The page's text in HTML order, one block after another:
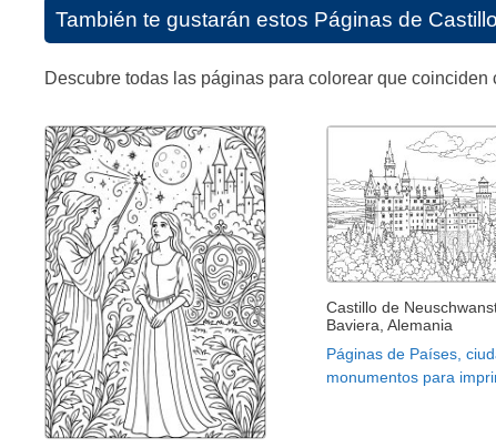
También te gustarán estos Páginas de
Descubre todas las páginas para colorear que
Castillo de
Baviera, Alemania
Páginas de Países,
monumentos para